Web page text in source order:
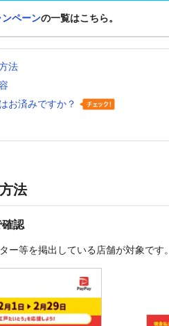
ペーンの一覧はこちら。
法
お済みですか？
法
確認
ー等を掲出している店舗が対象です。